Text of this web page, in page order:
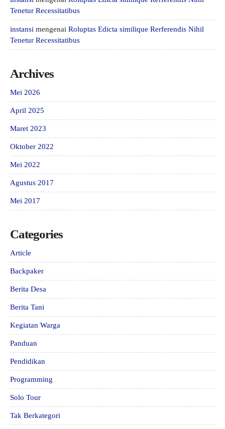
Tenetur Recessitatibus
instansi mengenai Roluptas Edicta similique Rerferendis Nihil
Tenetur Recessitatibus
Archives
Mei 2026
April 2025
Maret 2023
Oktober 2022
Mei 2022
Agustus 2017
Mei 2017
Categories
Article
Backpaker
Berita Desa
Berita Tani
Kegiatan Warga
Panduan
Pendidikan
Programming
Solo Tour
Tak Berkategori